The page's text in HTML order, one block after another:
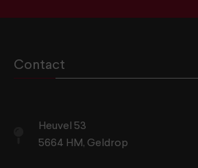
Contact
Heuvel 53
5664 HM, Geldrop